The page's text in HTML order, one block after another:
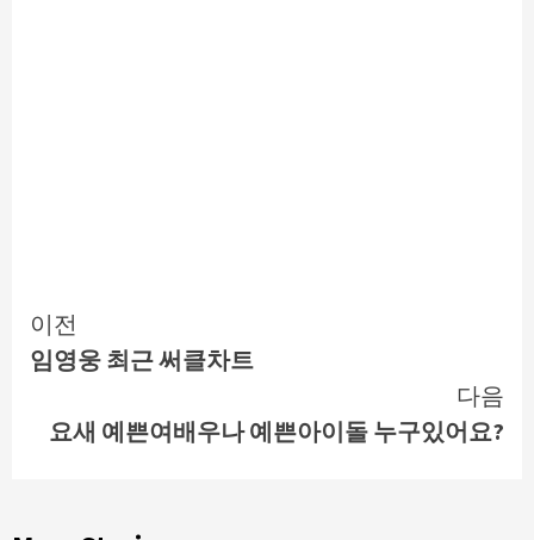
Continue
Reading
이전
임영웅 최근 써클차트
다음
요새 예쁜여배우나 예쁜아이돌 누구있어요?